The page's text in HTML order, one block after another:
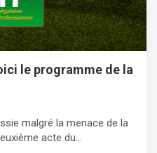
le programme de la
malgré la menace de la
acte du…